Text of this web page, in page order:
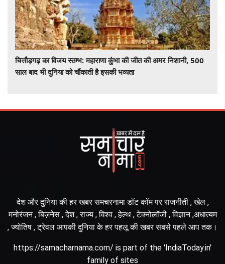
चित्तौड़गढ़ का विजय स्तम्भ: महाराणा कुंभा की जीत की अमर निशानी, 500
साल बाद भी दुनिया को चौंकाती है इसकी भव्यता
देश और दुनिया की हर खबर समचरनामा डॉट कॉम पर राजनीती , खेल ,
मनोरंजन , बिज़नेस , देश , राज्य , विश्व , हेल्थ , टेक्नोलॉजी , विज्ञान ,अधात्यम
, ज्योतिष , ट्रेवल आपकी दुनिया के हर पहलू की खबर सबसे पहले आप तक।
https://samacharnama.com/ is part of the 'IndiaToday.in'
family of sites